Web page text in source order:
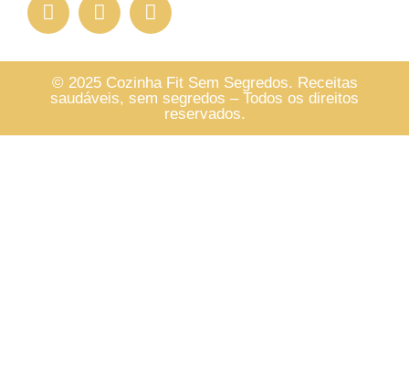
© 2025 Cozinha Fit Sem Segredos. Receitas
saudáveis, sem segredos – Todos os direitos
reservados.